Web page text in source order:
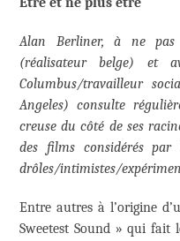
Alan Berliner, à ne pas
(réalisateur belge) et
Columbus/travailleur
Angeles) consulte
creuse du côté de ses
des films considérés
drôles/intimistes/
Entre autres à l’origine
Sweetest Sound » qui fait